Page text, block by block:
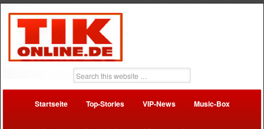
Startseite Top-Stories VIP-News Music-Box